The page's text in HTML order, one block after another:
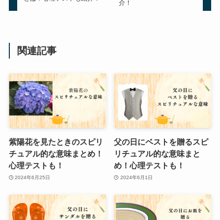
介！
関連記事
紫陽花を見たときのスピリ
チュアル的な意味まとめ！
心理テストも！
2024年6月25日
父の日にベストを贈るスピ
リチュアル的な意味まと
め！心理テストも！
2024年6月1日